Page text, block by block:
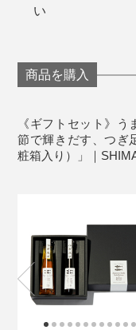
製造者の方に「地
もらったのが、だ
が進む一品です。
これまで、お酢を消
き立てご飯が気に
す。こんなにお酢
させてくれます。
だし醤油×味噌をお
おさのりを入れた
い
商品を購入
《ギフトセット》
節で輝きだす、つぎ
粧箱入り）」｜